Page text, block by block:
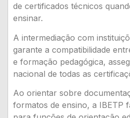
de certificados técnicos
ensinar.
A intermediação com
garante a compatibilidade
e formação pedagógica,
nacional de todas as
Ao orientar sobre
formatos de ensino, a IBETP